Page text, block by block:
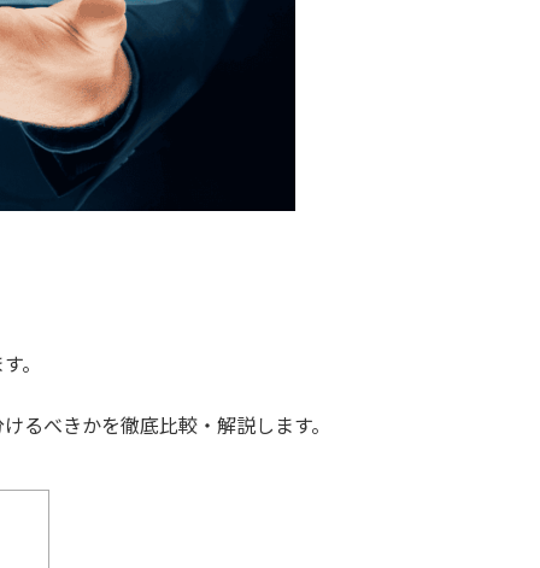
。
るべきかを徹底比較・解説します。